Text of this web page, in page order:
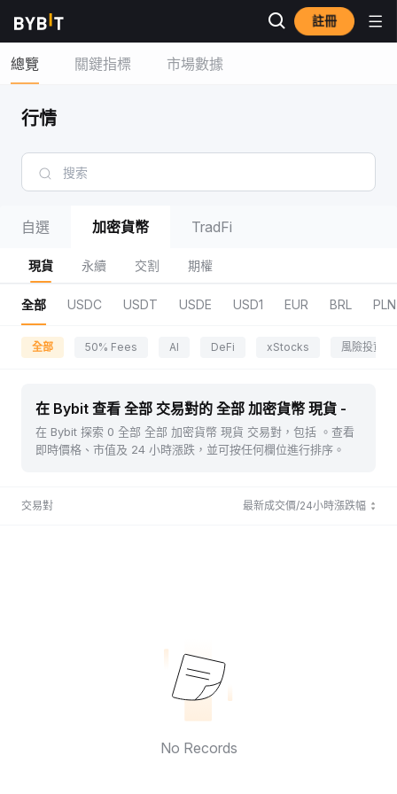
註冊
總覽 關鍵指標 市場數據
行情
自選 加密貨幣 TradFi
現貨 永續 交割 期權
全部 USDC USDT USDE USD1 EUR BRL PLN
全部 50% Fees AI DeFi xStocks 風險投資區
在 Bybit 查看 全部 交易對的 全部 加密貨幣 現貨 -
在 Bybit 探索 0 全部 全部 加密貨幣 現貨 交易對，包括 。查看
即時價格、市值及 24 小時漲跌，並可按任何欄位進行排序。
交易對 最新成交價/24小時漲跌幅
No Records